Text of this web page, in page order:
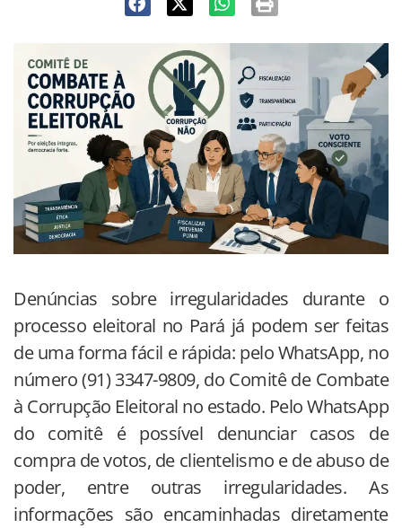
Denúncias sobre irregularidades durante o
processo eleitoral no Pará já podem ser feitas
de uma forma fácil e rápida: pelo WhatsApp, no
número (91) 3347-9809, do Comitê de Combate
à Corrupção Eleitoral no estado. Pelo WhatsApp
do comitê é possível denunciar casos de
compra de votos, de clientelismo e de abuso de
poder, entre outras irregularidades. As
informações são encaminhadas diretamente